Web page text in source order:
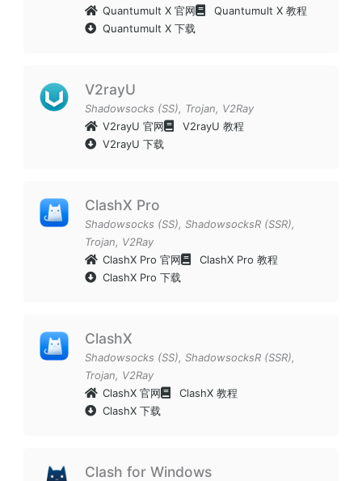
Quantumult X 官网
Quantumult X 教程
Quantumult X 下载
V2rayU
Shadowsocks (SS), Trojan, V2Ray
V2rayU 官网
V2rayU 教程
V2rayU 下载
ClashX Pro
Shadowsocks (SS), ShadowsocksR (SSR),
Trojan, V2Ray
ClashX Pro 官网
ClashX Pro 教程
ClashX Pro 下载
ClashX
Shadowsocks (SS), ShadowsocksR (SSR),
Trojan, V2Ray
ClashX 官网
ClashX 教程
ClashX 下载
Clash for Windows